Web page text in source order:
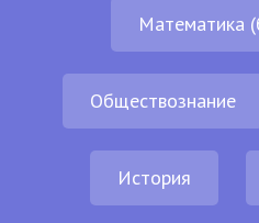
Математика
Обществознание
История